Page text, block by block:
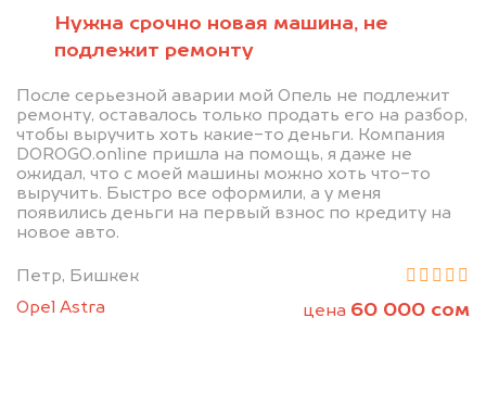
Нужна срочно новая машина, не
подлежит ремонту
После серьезной аварии мой Опель не подлежит
ремонту, оставалось только продать его на разбор,
чтобы выручить хоть какие-то деньги. Компания
DOROGO.online пришла на помощь, я даже не
ожидал, что с моей машины можно хоть что-то
выручить. Быстро все оформили, а у меня
появились деньги на первый взнос по кредиту на
новое авто.
Петр, Бишкек
Opel Astra
цена 60 000 сом